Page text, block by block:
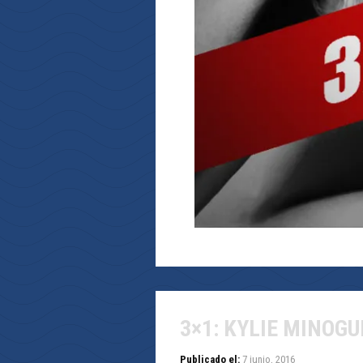
3×1: KYLIE
Publicado el: 7 junio, 2016